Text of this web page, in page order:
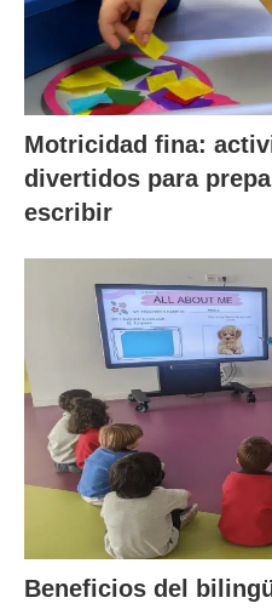
Motricidad fina:
divertidos para
escribir
Beneficios del